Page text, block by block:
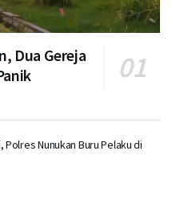
Dua Gereja
Nunukan Buru Pelaku di